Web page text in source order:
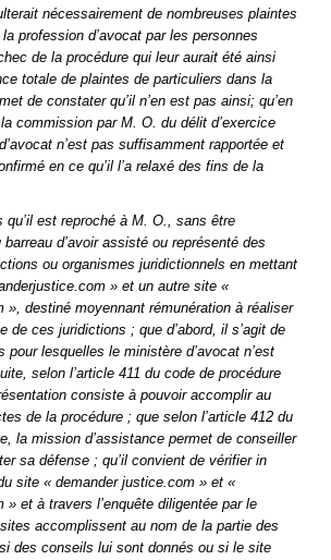
nécessairement de nombreuses plaintes
profession d’avocat par les personnes
de la procédure qui leur aurait été ainsi
totale de plaintes de particuliers dans la
de constater qu’il n’en est pas ainsi; qu’en
commission par M. O. du délit d’exercice
n’est pas suffisamment rapportée et
en ce qu’il l’a relaxé des fins de la
est reproché à M. O., sans être
d’avoir assisté ou représenté des
ou organismes juridictionnels en mettant
» et un autre site «
», destiné moyennant rémunération à réaliser
de ces juridictions ; que d’abord, il s’agit de
lesquelles le ministère d’avocat n’est
selon l’article 411 du code de procédure
consiste à pouvoir accomplir au
de la procédure ; que selon l’article 412 du
la mission d’assistance permet de conseiller
sa défense ; qu’il convient de vérifier in
site « demander justice.com » et «
» et à travers l’enquête diligentée par le
accomplissent au nom de la partie des
des conseils lui sont donnés ou si le site